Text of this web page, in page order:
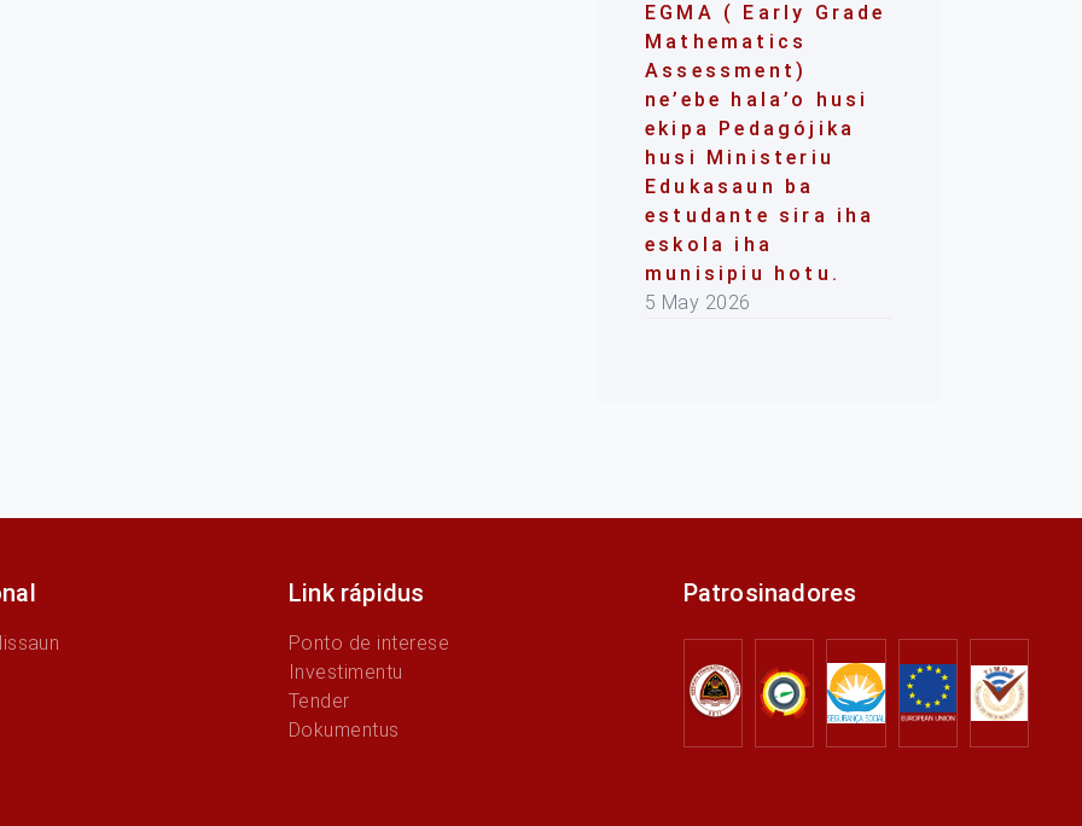
EGMA ( Early Grade
Mathematics
Assessment)
ne’ebe hala’o husi
ekipa Pedagójika
husi Ministeriu
Edukasaun ba
estudante sira iha
eskola iha
munisipiu hotu.
5 May 2026
Link rápidus
Ponto de interese
Investimentu
Tender
Dokumentus
Patrosinadores